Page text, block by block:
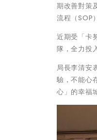
期改善對策
流程（SOP
近期受「卡
隊，全力投
局長李清安
驗，不能心
心」的幸福